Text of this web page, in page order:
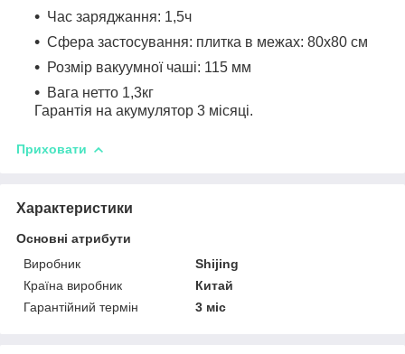
Час заряджання: 1,5ч
Сфера застосування: плитка в межах: 80x80 см
Розмір вакуумної чаші: 115 мм
Вага нетто 1,3кг
Гарантія на акумулятор 3 місяці.
Приховати
Характеристики
Основні атрибути
Виробник
Shijing
Країна виробник
Китай
Гарантійний термін
3 міс